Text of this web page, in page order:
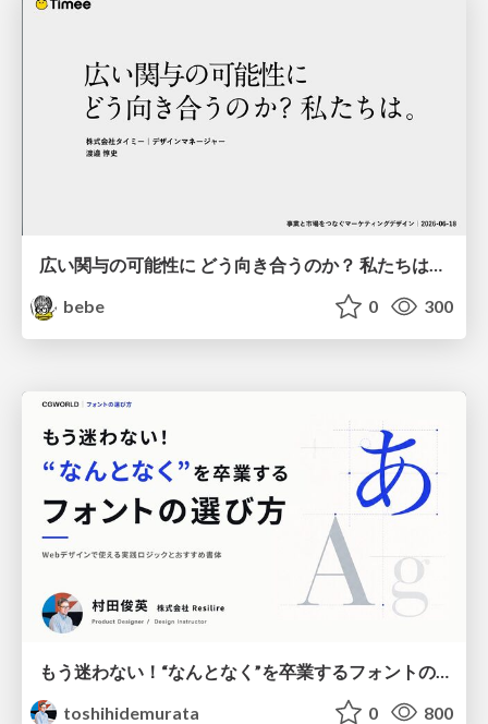
広い関与の可能性に どう向き合うのか？ 私たちは。｜Timee MarketingDesign 2026-06-18
bebe
0 300
toshihidemurata
0 800